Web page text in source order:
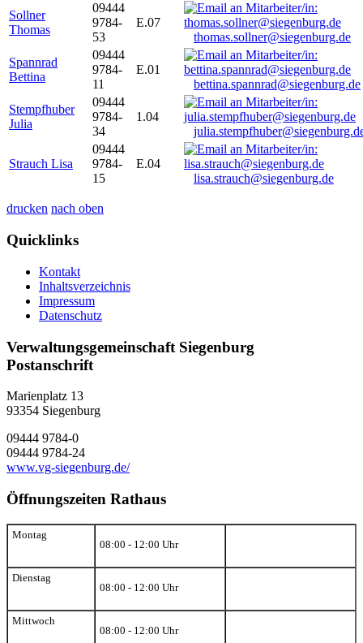
Sollner
Thomas
09444
9784-
53
E.07
thomas.sollner@siegenburg.de
Spannrad
Bettina
09444
9784-
11
E.01
bettina.spannrad@siegenburg.de
Stempfhuber
Julia
09444
9784-
34
1.04
Strauch Lisa
09444
9784-
15
E.04
lisa.strauch@siegenburg.de
drucken nach oben
Quicklinks
Kontakt
Inhaltsverzeichnis
Impressum
Datenschutz
Verwaltungsgemeinschaft Siegenburg
Postanschrift
Marienplatz 13
93354 Siegenburg
09444 9784-0
09444 9784-24
www.vg-siegenburg.de/
Öffnungszeiten Rathaus
Montag
08:00 - 12:00 Uhr
Dienstag
08:00 - 12:00 Uhr
Mittwoch
08:00 - 12:00 Uhr